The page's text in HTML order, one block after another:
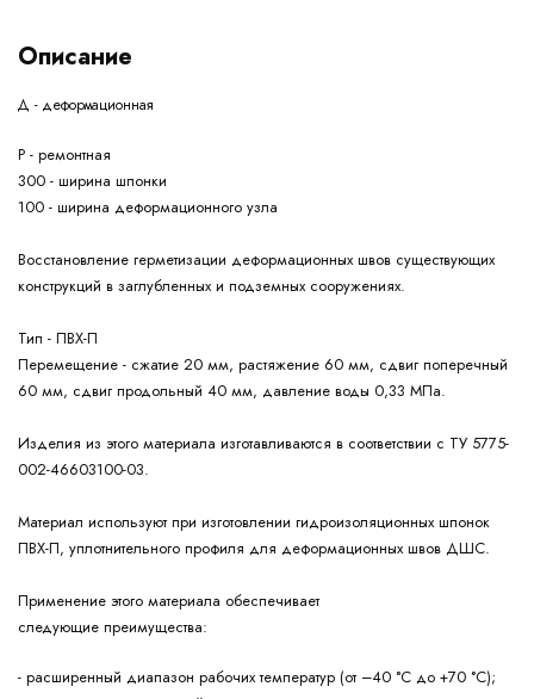
Описание
Д - деформационная
Р - ремонтная
300 - ширина шпонки
100 - ширина деформационного узла
Восстановление герметизации деформационных швов существующих
конструкций в заглубленных и подземных сооружениях.
Тип - ПВХ-П
Перемещение - сжатие 20 мм, растяжение 60 мм, сдвиг поперечный
60 мм, сдвиг продольный 40 мм, давление воды 0,33 МПа.
Изделия из этого материала изготавливаются в соответствии с ТУ 5775-
002-46603100-03.
Материал используют при изготовлении гидроизоляционных шпонок
ПВХ-П, уплотнительного профиля для деформационных швов ДШС.
Применение этого материала обеспечивает
следующие преимущества:
- расширенный диапазон рабочих температур (от –40 °С до +70 °С);